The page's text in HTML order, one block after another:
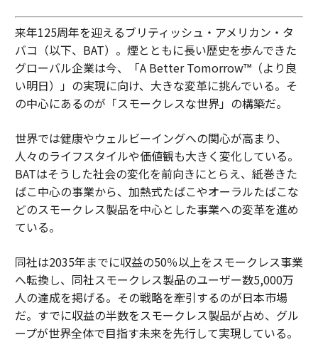
来年125周年を迎えるブリティッシュ・アメリカン・タ
バコ（以下、BAT）。煙とともに長い歴史を歩んできた
グローバル企業は今、「A Better Tomorrow™（より良
い明日）」の実現に向け、大きな変革に挑んでいる。そ
の中心にあるのが「スモークレスな世界」の構築だ。
世界では健康やウェルビーイングへの関心が高まり、
人々のライフスタイルや価値観も大きく変化している。
BATはそうした社会の変化を前向きにとらえ、紙巻きた
ばこ中心の事業から、加熱式たばこやオーラルたばこな
どのスモークレス製品を中心とした事業への変革を進め
ている。
同社は2035年までに収益の50％以上をスモークレス事業
へ転換し、同社スモークレス製品のユーザー数5,000万
人の達成を掲げる。その戦略を牽引するのが日本市場
だ。すでに収益の半数をスモークレス製品が占め、グル
ープが世界全体で目指す未来を先行して実現している。